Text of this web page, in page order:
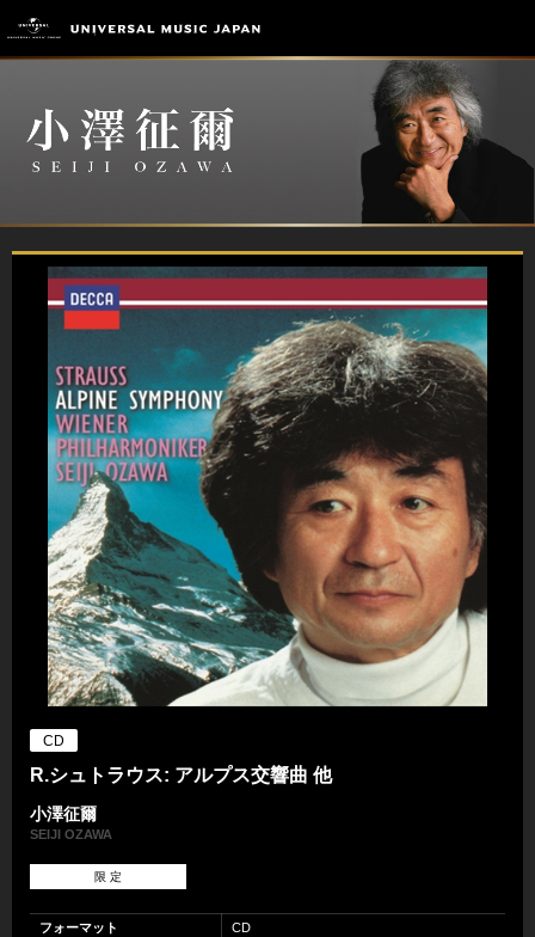
CD
R.シュトラウス: アルプス交響曲 他
小澤征爾
SEIJI OZAWA
限 定
フォーマット
CD